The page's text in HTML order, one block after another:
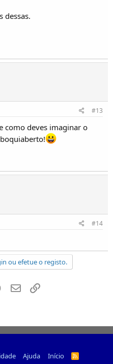
dessas.
#13
como deves imaginar o
#14
ou efetue o registo.
Whatsapp
Email
Ajuda Início
R